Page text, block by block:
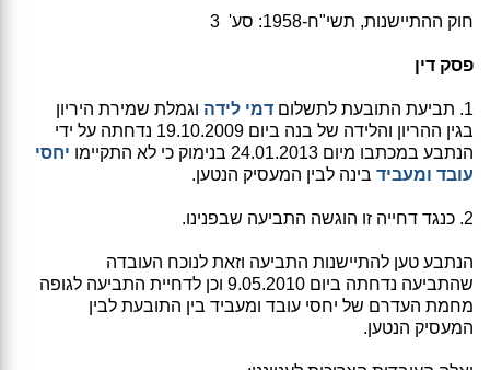
חוק ההתיישנות, תשי"ח-1958: סע' 3
פסק דין
1. תביעת התובעת לתשלום דמי לידה וגמלת שמירת היריון
בגין ההריון והלידה של בנה ביום 19.10.2009 נדחתה על ידי
הנתבע במכתבו מיום 24.01.2013 בנימוק כי לא התקיימו
יחסי
עובד ומעביד בינה לבין המעסיק הנטען.
2. כנגד דחייה זו הוגשה התביעה שבפנינו.
הנתבע טען להתיישנות התביעה וזאת לנוכח העובדה
שהתביעה נדחתה ביום 9.05.2010 וכן לדחיית התביעה לגופה
מחמת העדרם של יחסי עובד ומעביד בין התובעת לבין
המעסיק הנטען.